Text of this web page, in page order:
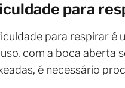
para
para respirar é
com a boca aberta
é necessário